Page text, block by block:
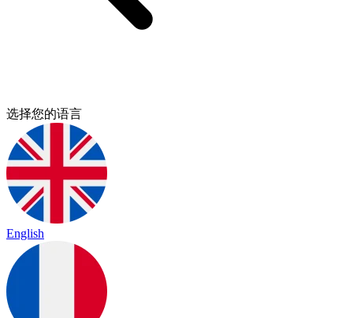
选择您的语言
English